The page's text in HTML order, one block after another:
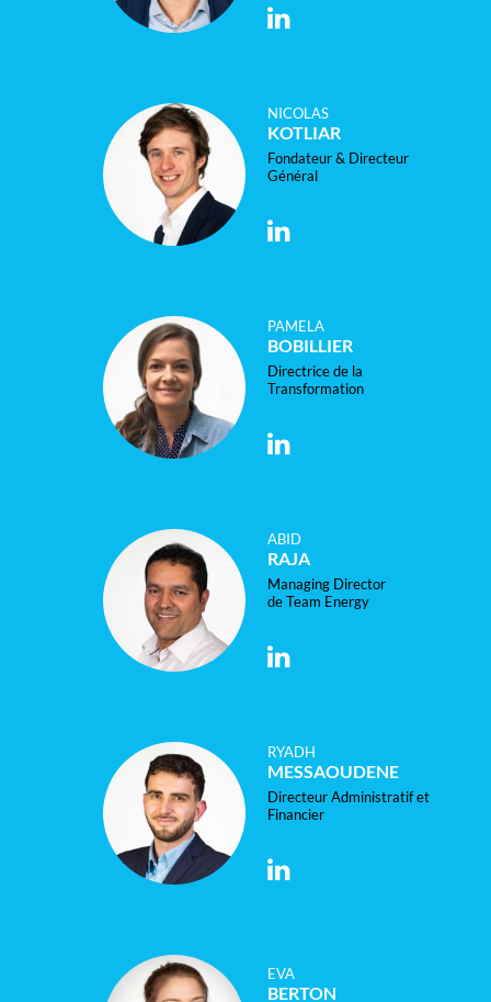
NICOLAS
KOTLIAR
Fondateur & Directeur
Général
PAMELA
BOBILLIER
Directrice de la
Transformation
ABID
RAJA
Managing Director
de Team Energy
RYADH
MESSAOUDENE
Directeur Administratif et
Financier
EVA
BERTON